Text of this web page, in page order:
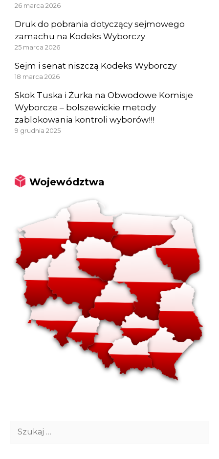
26 marca 2026
Druk do pobrania dotyczący sejmowego
zamachu na Kodeks Wyborczy
25 marca 2026
Sejm i senat niszczą Kodeks Wyborczy
18 marca 2026
Skok Tuska i Żurka na Obwodowe Komisje
Wyborcze – bolszewickie metody
zablokowania kontroli wyborów!!!
9 grudnia 2025
Województwa
Szukaj: